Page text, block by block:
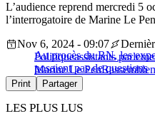
L’audience reprend mercredi 5
l’interrogatoire de Marine Le
Au procès du RN, les
posaient pas de questions
Nov 6, 2024 - 09:07
Politiqueassistants
Marine Le Pen
Print Partager
LES PLUS LUS